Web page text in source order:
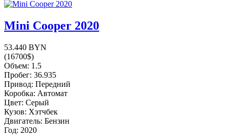
Mini Cooper 2020
53.440 BYN
(16700$)
Объем: 1.5
Пробег: 36.935
Привод: Передний
Коробка: Автомат
Цвет: Серый
Кузов: Хэтчбек
Двигатель: Бензин
Год: 2020